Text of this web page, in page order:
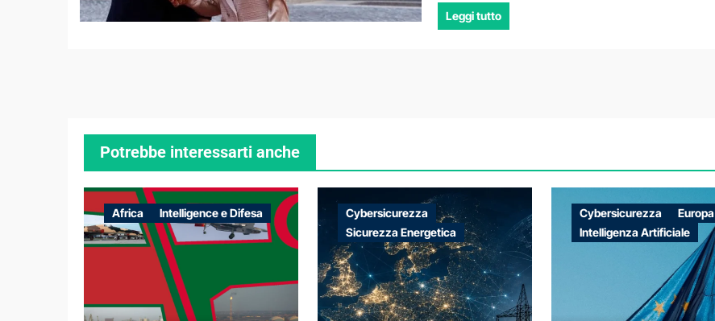
Leggi tutto
Potrebbe interessarti anche
Africa Intelligence e Difesa
Cybersicurezza
Sicurezza Energetica
Cybersicurezza
Europa
Intelligenza Artificiale